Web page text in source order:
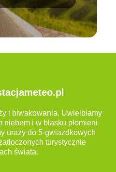
i biwakowania. Uwielbiamy
niebem i w blasku płomieni
urazy do 5-gwiazdkowych
turystycznie
świata.